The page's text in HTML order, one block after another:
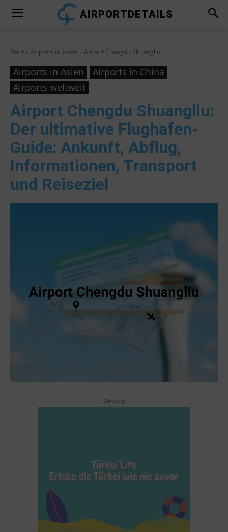
AIRPORTDETAILS
Start Airports in Asien Airport Chengdu Shuangliu
Airports in Asien
Airports in China
Airports weltweit
Airport Chengdu Shuangliu:
Der ultimative Flughafen-
Guide: Ankunft, Abflug,
Informationen, Transport
und Reiseziel
Werbung